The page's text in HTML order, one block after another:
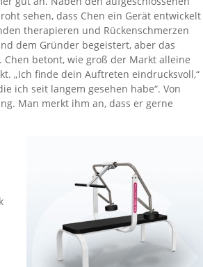
sehen, dass Chen ein Gerät entwickelt
therapieren und Rückenschmerzen
dem Gründer begeistert, aber das
betont, wie groß der Markt alleine
„Ich finde dein Auftreten eindrucksvoll,“
ich seit langem gesehen habe“. Von
Man merkt ihm an, dass er gerne